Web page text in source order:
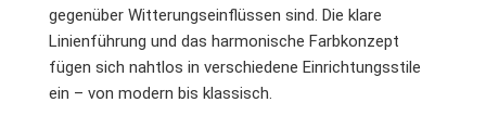
gegenüber Witterungseinflüssen sind. Die klare
Linienführung und das harmonische Farbkonzept
fügen sich nahtlos in verschiedene Einrichtungsstile
ein – von modern bis klassisch.